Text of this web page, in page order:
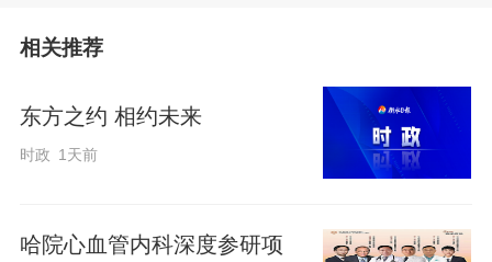
党的十八大以来，以习近平同志为核
略。习近平总书记始终高度重视科技创
相关推荐
东方之约 相约未来
时政 1天前
哈院心血管内科深度参研项